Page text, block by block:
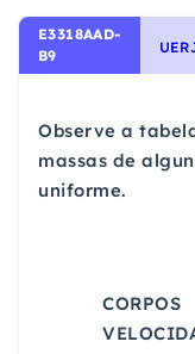
E3318AAD-
B9
Observe a
massas de
uniforme.
CORPOS